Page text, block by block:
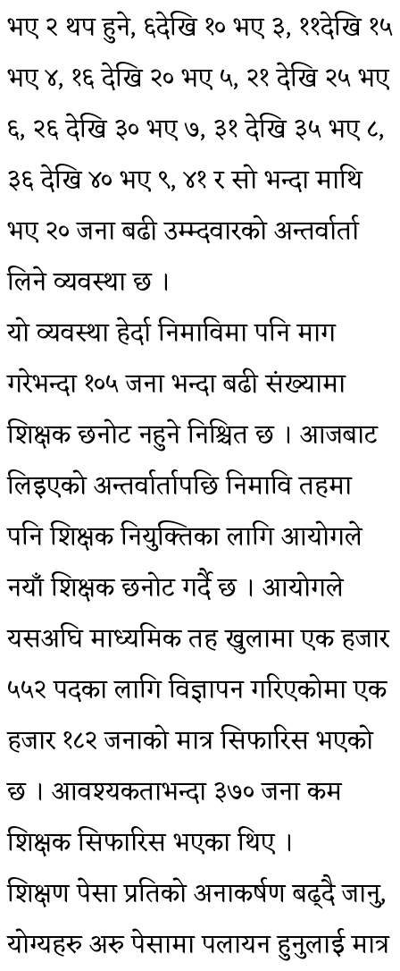
भए २ थप हुने, ६देखि १० भए ३, ११देखि १५
भए ४, १६ देखि २० भए ५, २१ देखि २५ भए
६, २६ देखि ३० भए ७, ३१ देखि ३५ भए ८,
३६ देखि ४० भए ९, ४१ र सो भन्दा माथि
भए २० जना बढी उम्म्दवारको अन्तर्वार्ता
लिने व्यवस्था छ ।
यो व्यवस्था हेर्दा निमाविमा पनि माग
गरेभन्दा १०५ जना भन्दा बढी संख्यामा
शिक्षक छनोट नहुने निश्चित छ । आजबाट
लिइएको अन्तर्वार्तापछि निमावि तहमा
पनि शिक्षक नियुक्तिका लागि आयोगले
नयाँ शिक्षक छनोट गर्दै छ । आयोगले
यसअघि माध्यमिक तह खुलामा एक हजार
५५२ पदका लागि विज्ञापन गरिएकोमा एक
हजार १८२ जनाको मात्र सिफारिस भएको
छ । आवश्यकताभन्दा ३७० जना कम
शिक्षक सिफारिस भएका थिए ।
शिक्षण पेसा प्रतिको अनाकर्षण बढ्दै जानु,
योग्यहरु अरु पेसामा पलायन हुनुलाई मात्र